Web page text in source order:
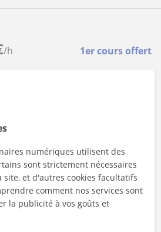
/h 1er cours offert
a ayudarte con tu español :)Je suis
à Barcelone qui veut t'aider avec ton
numériques utilisent des
sont strictement nécessaires
et d'autres cookies facultatifs
comment nos services sont
la publicité à vos goûts et